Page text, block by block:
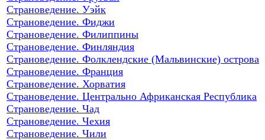
Страноведение. Уэйк
Страноведение. Фиджи
Страноведение. Филиппины
Страноведение. Финляндия
Страноведение. Фолклендские (Мальвинские) острова
Страноведение. Франция
Страноведение. Хорватия
Страноведение. Центрально Африканская Республика
Страноведение. Чад
Страноведение. Чехия
Страноведение. Чили